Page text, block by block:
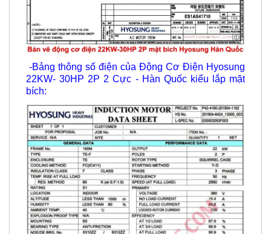
-Bảng thông số điện của Động Cơ Điện Hyosung
22KW- 30HP 2P 2 Cực - Hàn Quốc kiểu lắp mặt
bích: